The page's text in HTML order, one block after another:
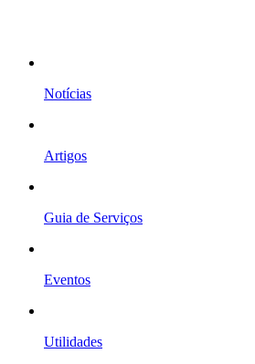
Notícias
Artigos
Guia de Serviços
Eventos
Utilidades